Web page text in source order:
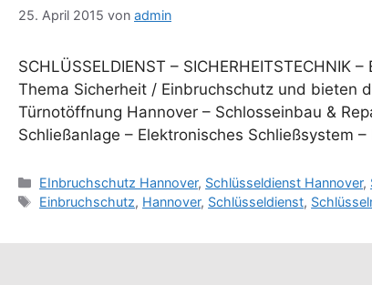
25. April 2015 von admin
SCHLÜSSELDIENST –
Thema Sicherheit / Einbruchschutz und bieten
Türnotöffnung Hannover – Schlosseinbau &
Schließanlage – Elektronisches Schließsystem
Kategorien
EInbruchschutz Hannover, Schlüsseldienst Hannover,
Schlagwörter
Einbruchschutz, Hannover, Schlüsseldienst,